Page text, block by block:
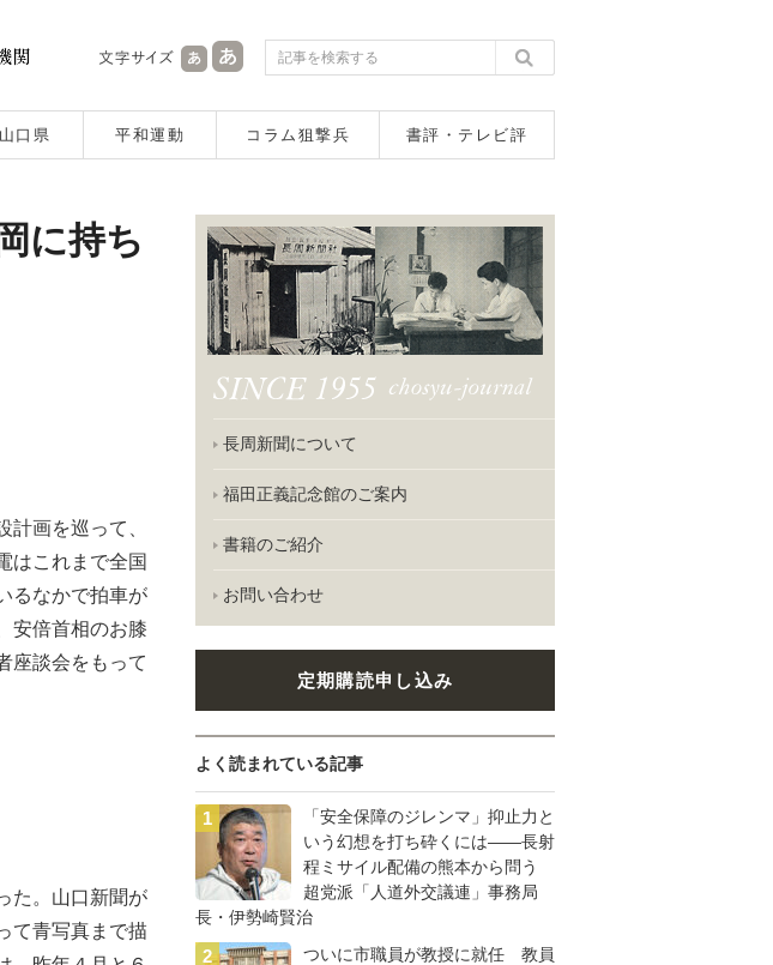
山口県 平和運動 コラム狙撃兵 書評・テレビ評
に持ち
画を巡って、
はこれまで全国
るなかで拍車が
安倍首相のお膝
座談会をもって
た。山口新聞が
て青写真まで描
長周新聞について
福田正義記念館のご案内
書籍のご紹介
お問い合わせ
定期購読申し込み
よく読まれている記事
「安全保障のジレンマ」抑止力と
いう幻想を打ち砕くには――長射
程ミサイル配備の熊本から問う
超党派「人道外交議連」事務局
長・伊勢崎賢治
ついに市職員が教授に就任 教員